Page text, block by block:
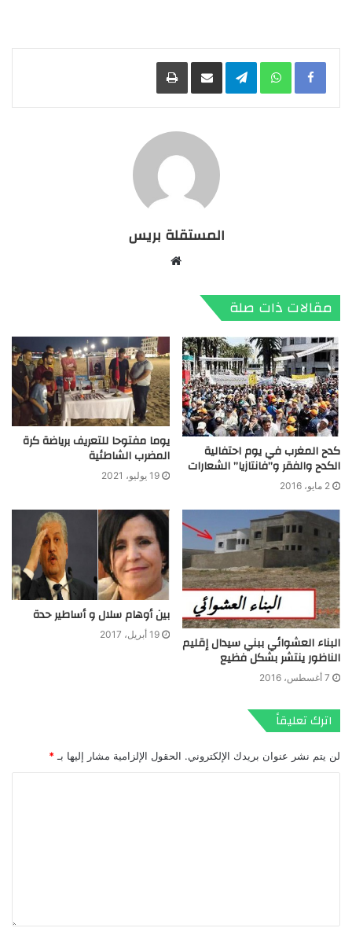
Facebook
WhatsApp
Telegramمشاركة عبر البريد طباعة
المستقلة بريس
مقالات ذات صلة
كدح المغرب في يوم احتفالية
الكدح والفقر و”فانتازيا” الشعارات
2 مايو، 2016
يوما مفتوحا للتعريف برياضة كرة
المضرب الشاطئية
19 يوليو، 2021
البناء العشوائي ببني سيدال إقليم
الناظور ينتشر بشكل فظيع
7 أغسطس، 2016
بين أوهام سلال و أساطير حدة
19 أبريل، 2017
اترك تعليقاً
لن يتم نشر عنوان بريدك الإلكتروني. الحقول الإلزامية مشار إليها بـ *